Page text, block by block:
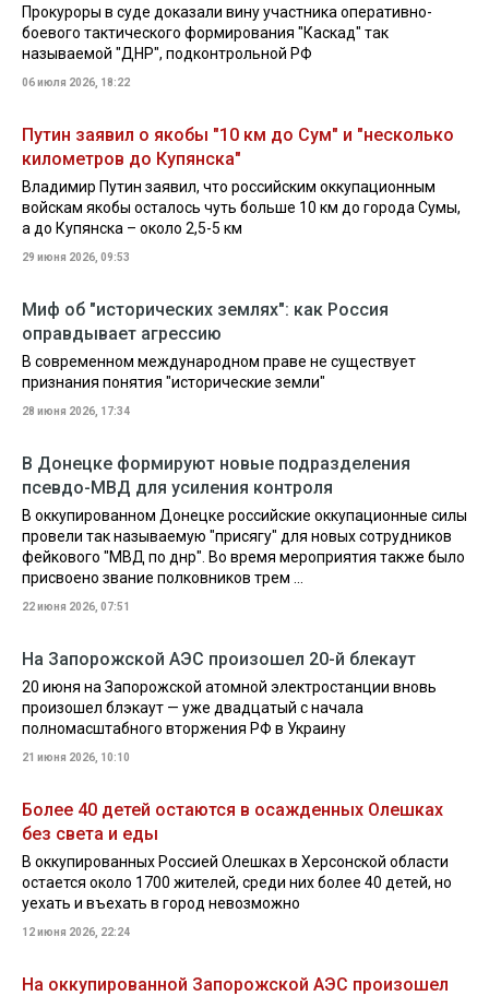
Прокуроры в суде доказали вину участника оперативно-
боевого тактического формирования "Каскад" так
называемой "ДНР", подконтрольной РФ
06 июля 2026, 18:22
Путин заявил о якобы "10 км до Сум" и "несколько
километров до Купянска"
Владимир Путин заявил, что российским оккупационным
войскам якобы осталось чуть больше 10 км до города Сумы,
а до Купянска – около 2,5-5 км
29 июня 2026, 09:53
Миф об "исторических землях": как Россия
оправдывает агрессию
В современном международном праве не существует
признания понятия "исторические земли"
28 июня 2026, 17:34
В Донецке формируют новые подразделения
псевдо-МВД для усиления контроля
В оккупированном Донецке российские оккупационные силы
провели так называемую "присягу" для новых сотрудников
фейкового "МВД по днр". Во время мероприятия также было
присвоено звание полковников трем ...
22 июня 2026, 07:51
На Запорожской АЭС произошел 20-й блекаут
20 июня на Запорожской атомной электростанции вновь
произошел блэкаут — уже двадцатый с начала
полномасштабного вторжения РФ в Украину
21 июня 2026, 10:10
Более 40 детей остаются в осажденных Олешках
без света и еды
В оккупированных Россией Олешках в Херсонской области
остается около 1700 жителей, среди них более 40 детей, но
уехать и въехать в город невозможно
12 июня 2026, 22:24
На оккупированной Запорожской АЭС произошел